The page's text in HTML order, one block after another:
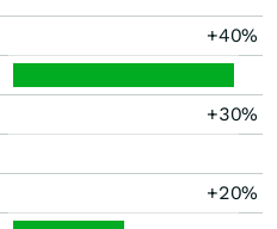
+40%
+30%
+20%